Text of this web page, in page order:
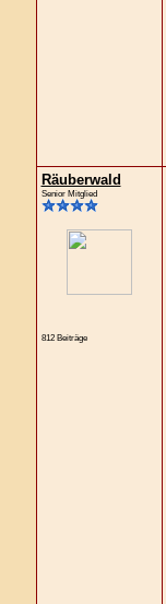
Räuberwald
Senior Mitglied
812 Beiträge